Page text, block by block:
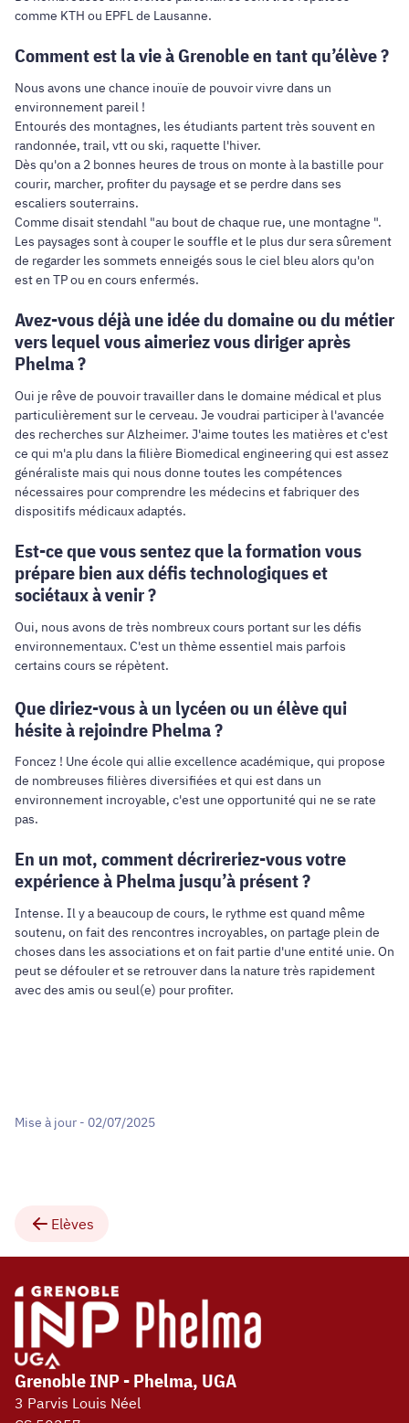
comme KTH ou EPFL de Lausanne.
Comment est la vie à Grenoble en tant qu’élève ?
Nous avons une chance inouïe de pouvoir vivre dans un
environnement pareil !
Entourés des montagnes, les étudiants partent très souvent en
randonnée, trail, vtt ou ski, raquette l'hiver.
Dès qu'on a 2 bonnes heures de trous on monte à la bastille pour
courir, marcher, profiter du paysage et se perdre dans ses
escaliers souterrains.
Comme disait stendahl "au bout de chaque rue, une montagne ".
Les paysages sont à couper le souffle et le plus dur sera sûrement
de regarder les sommets enneigés sous le ciel bleu alors qu'on
est en TP ou en cours enfermés.
Avez-vous déjà une idée du domaine ou du métier
vers lequel vous aimeriez vous diriger après
Phelma ?
Oui je rêve de pouvoir travailler dans le domaine médical et plus
particulièrement sur le cerveau. Je voudrai participer à l'avancée
des recherches sur Alzheimer. J'aime toutes les matières et c'est
ce qui m'a plu dans la filière Biomedical engineering qui est assez
généraliste mais qui nous donne toutes les compétences
nécessaires pour comprendre les médecins et fabriquer des
dispositifs médicaux adaptés.
Est-ce que vous sentez que la formation vous
prépare bien aux défis technologiques et
sociétaux à venir ?
Oui, nous avons de très nombreux cours portant sur les défis
environnementaux. C'est un thème essentiel mais parfois
certains cours se répètent.
Que diriez-vous à un lycéen ou un élève qui
hésite à rejoindre Phelma ?
Foncez ! Une école qui allie excellence académique, qui propose
de nombreuses filières diversifiées et qui est dans un
environnement incroyable, c'est une opportunité qui ne se rate
pas.
En un mot, comment décrireriez-vous votre
expérience à Phelma jusqu’à présent ?
Intense. Il y a beaucoup de cours, le rythme est quand même
soutenu, on fait des rencontres incroyables, on partage plein de
choses dans les associations et on fait partie d'une entité unie. On
peut se défouler et se retrouver dans la nature très rapidement
avec des amis ou seul(e) pour profiter.
Mise à jour - 02/07/2025
Elèves
Grenoble INP - Phelma, UGA
3 Parvis Louis Néel